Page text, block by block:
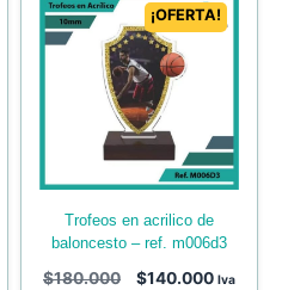
¡OFERTA!
trofeos en acrilico de
baloncesto – ref. m006d3
$180.000 $140.000 Iva